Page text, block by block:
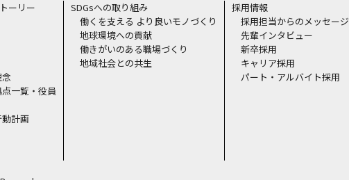
ーリー
一覧・役員
計画
SDGsへの取り組み
働くを支える より良いモノづくり
地球環境への貢献
働きがいのある職場づくり
地域社会との共生
採用情報
採用担当からのメッセージ
先輩インタビュー
新卒採用
キャリア採用
パート・アルバイト採用